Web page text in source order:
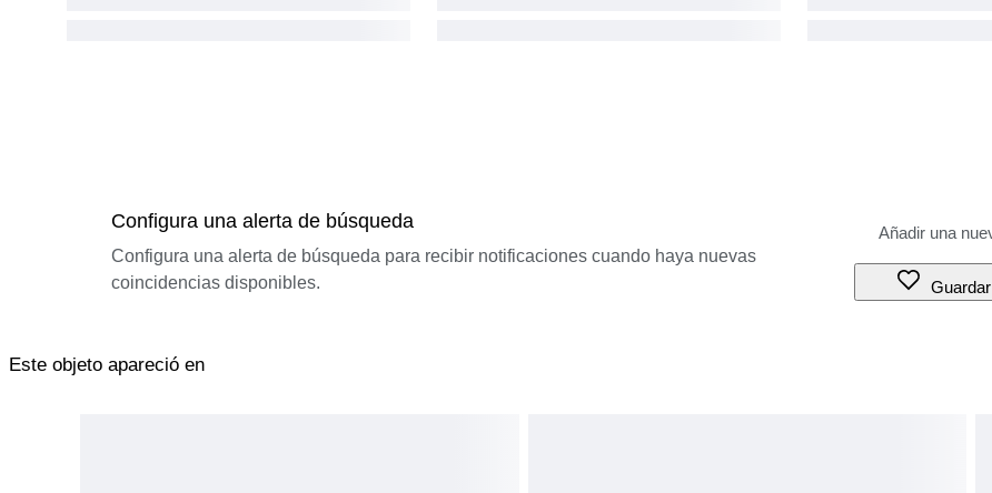
Configura una alerta de búsqueda
Configura una alerta de búsqueda para recibir notificaciones cuando haya nuevas
coincidencias disponibles.
Guardar
Este objeto apareció en